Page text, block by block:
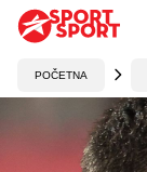
POČETNA